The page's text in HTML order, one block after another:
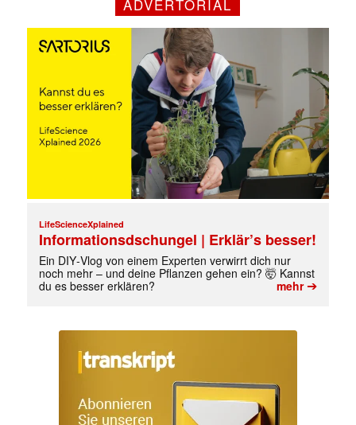
ADVERTORIAL
LifeScienceXplained
Informationsdschungel | Erklär’s besser!
Ein DIY‑Vlog von einem Experten verwirrt dich nur
noch mehr – und deine Pflanzen gehen ein? 🤯 Kannst
du es besser erklären?
mehr➔